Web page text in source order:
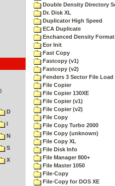
D
I
N
S
X
Double Density Directory
Dr. Disk XL
Duplicator High Speed
ECA Duplicate
Enchanced Density Format
Eor Init
Fast Copy
Fastcopy (v1)
Fastcopy (v2)
Fenders 3 Sector File Load
File Copier
File Copier 130XE
File Copier (v1)
File Copier (v2)
File Copy
File Copy Turbo 2000
File Copy (unknown)
File Copy XL
File Disk Info
File Manager 800+
File Master 1050
File-Copy
File-Copy for DOS XE